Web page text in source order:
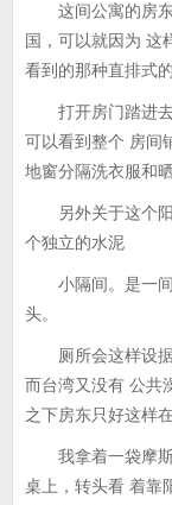
这间公寓的房东
国，可以就因为 这
看到的那种直排式
打开房门踏进去
可以看到整个 房间
地窗分隔洗衣服和
另外关于这个阳
个独立的水泥
小隔间。是一间
头。
厕所会这样设据
而台湾又没有 公共
之下房东只好这样
我拿着一袋摩斯
桌上，转头看 着靠